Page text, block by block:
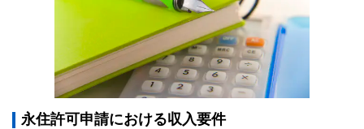
永住許可申請における収入要件